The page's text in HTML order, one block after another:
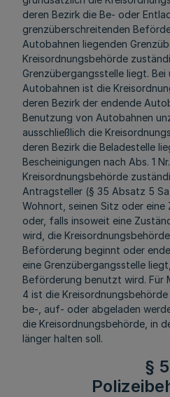
deren Bezirk die Be- oder
grenzüberschreitenden
Autobahnen liegenden
Kreisordnungsbehörde
Grenzübergangsstelle liegt.
Autobahnen ist die
deren Bezirk der endende
Benutzung von Autobahnen
ausschließlich die
deren Bezirk die Beladestelle
Bescheinigungen nach Abs. 1
Kreisordnungsbehörde
Antragsteller (§ 35 Absatz 5
Wohnort, seinen Sitz oder eine
oder, falls insoweit eine
wird, die
Beförderung beginnt oder
eine Grenzübergangsstelle
Beförderung benutzt wird. Für
4 ist die
be-, auf- oder abgeladen
die Kreisordnungsbehörde, in
länger halten soll.
§ 5